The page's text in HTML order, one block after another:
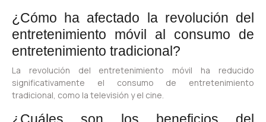
¿Cómo ha afectado la revolución del
entretenimiento móvil al consumo de
entretenimiento tradicional?
La revolución del entretenimiento móvil ha reducido
significativamente el consumo de entretenimiento
tradicional, como la televisión y el cine.